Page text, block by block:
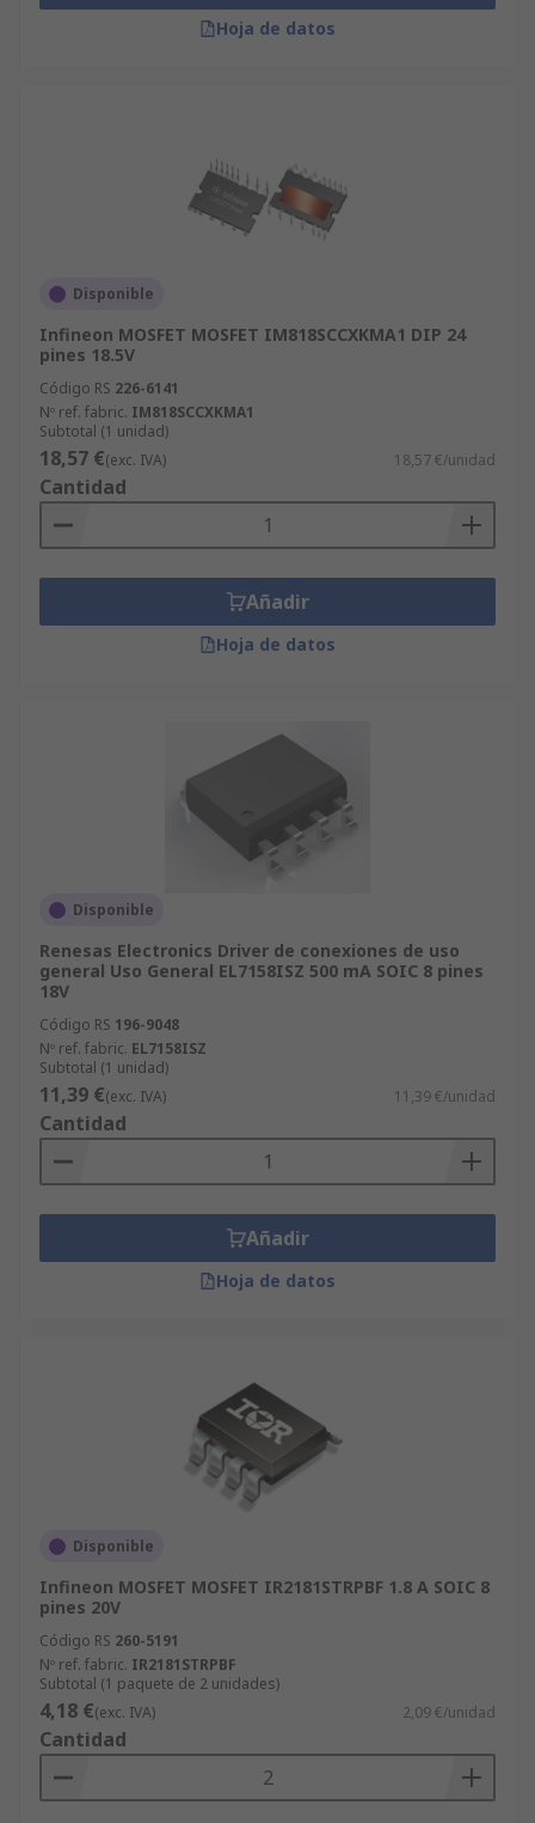
Hoja de datos
Disponible
Infineon MOSFET MOSFET IM818SCCXKMA1 DIP 24
pines 18.5V
Código RS 226-6141
Nº ref. fabric. IM818SCCXKMA1
Subtotal (1 unidad)
18,57 €(exc. IVA) 18,57 €/unidad
Cantidad
Añadir
Hoja de datos
Disponible
Renesas Electronics Driver de conexiones de uso
general Uso General EL7158ISZ 500 mA SOIC 8 pines
18V
Código RS 196-9048
Nº ref. fabric. EL7158ISZ
Subtotal (1 unidad)
11,39 €(exc. IVA) 11,39 €/unidad
Cantidad
Añadir
Hoja de datos
Disponible
Infineon MOSFET MOSFET IR2181STRPBF 1.8 A SOIC 8
pines 20V
Código RS 260-5191
Nº ref. fabric. IR2181STRPBF
Subtotal (1 paquete de 2 unidades)
4,18 €(exc. IVA) 2,09 €/unidad
Cantidad